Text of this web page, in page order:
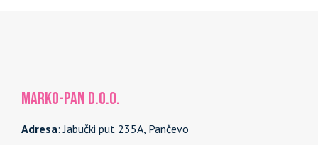
MARKO-PAN d.o.o.
Adresa: Jabučki put 235A, Pančevo